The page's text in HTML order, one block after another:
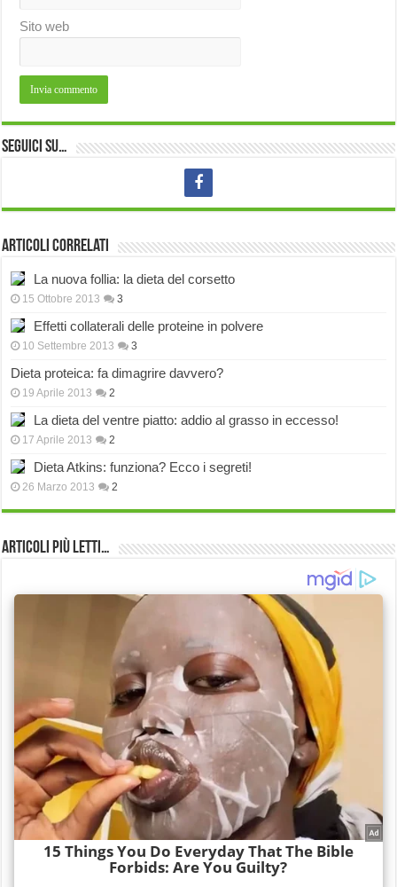
Sito web
Seguici su…
Articoli correlati
La nuova follia: la dieta del corsetto
15 Ottobre 2013 3
Effetti collaterali delle proteine in polvere
10 Settembre 2013 3
Dieta proteica: fa dimagrire davvero?
19 Aprile 2013 2
La dieta del ventre piatto: addio al grasso in eccesso!
17 Aprile 2013 2
Dieta Atkins: funziona? Ecco i segreti!
26 Marzo 2013 2
Articoli più Letti…